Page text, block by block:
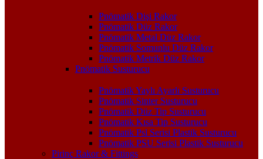
Pnömatik Dişi Rakor
Pnömatik Düz Rakor
Pnömatik Metal Düz Rakor
Pnömatik Somunlu Düz Rakor
Pnömatik Metrik Düz Rakor
Pnömatik Susturucu
Pnömatik Yaylı Ayarlı Susturucu
Pnömatik Sinter Susturucu
Pnömatik Düz Tip Susturucu
Pnömatik Kısa Tip Susturucu
Pnömatik Psl Serisi Plastik Susturucu
Pnömatik PSU Serisi Plastik Susturucu
Pirinç Rakor & Fittings